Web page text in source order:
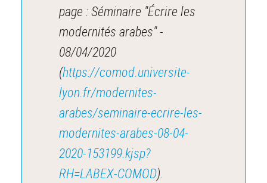
page : Séminaire "Écrire les
modernités arabes" -
08/04/2020
(https://comod.universite-
lyon.fr/modernites-
arabes/seminaire-ecrire-les-
modernites-arabes-08-04-
2020-153199.kjsp?
RH=LABEX-COMOD).